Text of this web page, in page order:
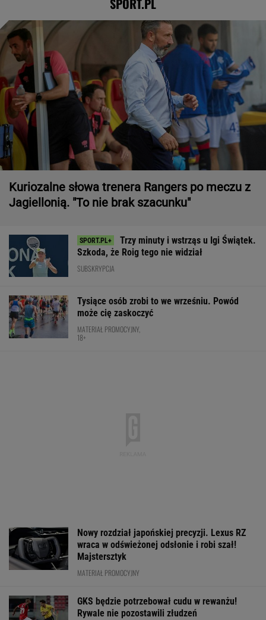
SPORT.PL
Kuriozalne słowa trenera Rangers po meczu z
Jagiellonią. "To nie brak szacunku"
Trzy minuty i wstrząs u Igi Świątek.
Szkoda, że Roig tego nie widział
SUBSKRYPCJA
Tysiące osób zrobi to we wrześniu. Powód
może cię zaskoczyć
MATERIAŁ PROMOCYJNY,
18+
Nowy rozdział japońskiej precyzji. Lexus RZ
wraca w odświeżonej odsłonie i robi szał!
Majstersztyk
MATERIAŁ PROMOCYJNY
GKS będzie potrzebował cudu w rewanżu!
Rywale nie pozostawili złudzeń